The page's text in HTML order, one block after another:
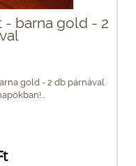
barna gold - 2
gold - 2 db párnával.